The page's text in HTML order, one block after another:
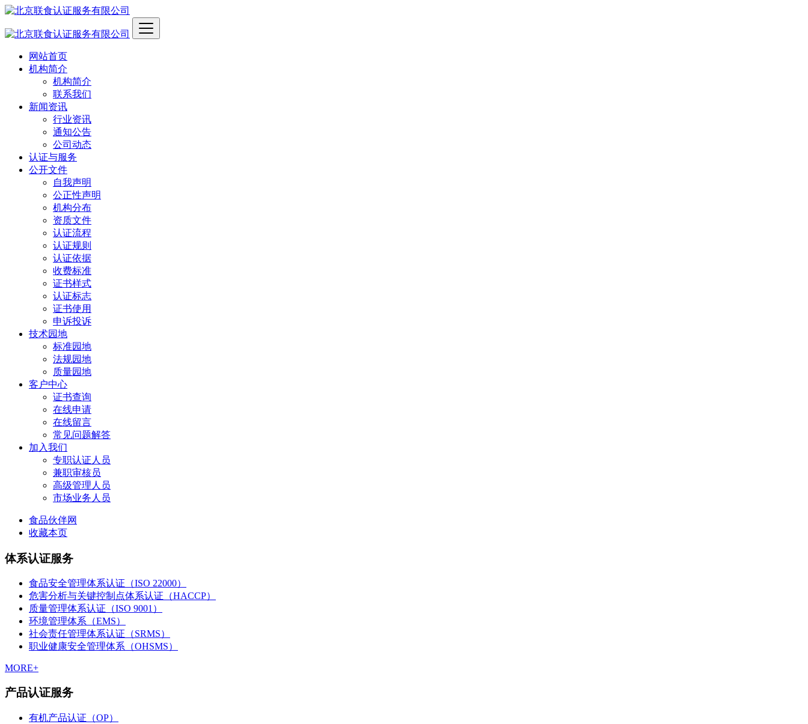
网站首页
机构简介
机构简介
联系我们
新闻资讯
行业资讯
通知公告
公司动态
认证与服务
公开文件
自我声明
公正性声明
机构分布
资质文件
认证流程
认证规则
认证依据
收费标准
证书样式
认证标志
证书使用
申诉投诉
技术园地
标准园地
法规园地
质量园地
客户中心
证书查询
在线申请
在线留言
常见问题解答
加入我们
专职认证人员
兼职审核员
高级管理人员
市场业务人员
食品伙伴网
收藏本页
体系认证服务
食品安全管理体系认证（ISO 22000）
危害分析与关键控制点体系认证（HACCP）
质量管理体系认证（ISO 9001）
环境管理体系（EMS）
社会责任管理体系认证（SRMS）
职业健康安全管理体系（OHSMS）
MORE+
产品认证服务
有机产品认证（OP）